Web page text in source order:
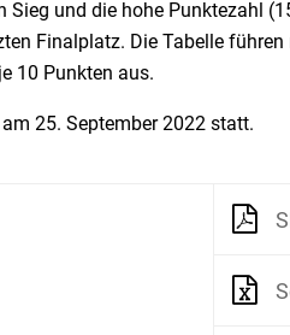
Sieg und die hohe Punktezahl
Finalplatz. Die Tabelle
10 Punkten aus.
25. September 2022 statt.